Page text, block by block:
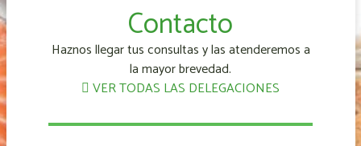
Contacto
Haznos llegar tus consultas y las atenderemos a
la mayor brevedad.
VER TODAS LAS DELEGACIONES